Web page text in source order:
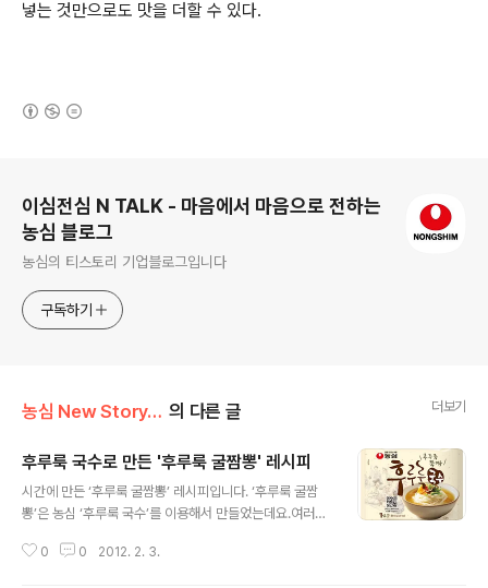
넣는 것만으로도 맛을 더할 수 있다.
이심전심 N TALK - 마음에서 마음으로 전하는
농심 블로그
농심의 티스토리 기업블로그입니다
구독하기
농심 New Story/Food N 의 다른 글 더보기
후루룩 국수로 만든 '후루룩 굴짬뽕' 레시피
시간에 만든 ‘후루룩 굴짬뽕’ 레시피입니다. ‘후루룩 굴짬
뽕’은 농심 ‘후루룩 국수’를 이용해서 만들었는데요.여러분,
음식이랍니다.그럼 요즘 한창 제철인 ‘굴’의 영양과 맛있게
0 0 2012. 2. 3.